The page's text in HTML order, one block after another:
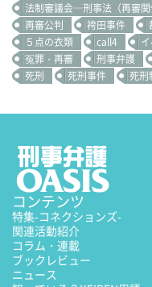
法制審議会―刑事法（再審
再審公判
袴田事件
５点の衣類
call4
冤罪・再審
刑事弁護
死刑
死刑事件 死刑
コンテンツ
特集-コネクションズ-
関連活動紹介
コラム・連載
ブックレビュー
ニュース